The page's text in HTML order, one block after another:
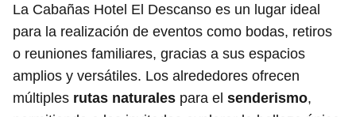
La Cabañas Hotel El Descanso es un lugar ideal
para la realización de eventos como bodas, retiros
o reuniones familiares, gracias a sus espacios
amplios y versátiles. Los alrededores ofrecen
múltiples rutas naturales para el senderismo,